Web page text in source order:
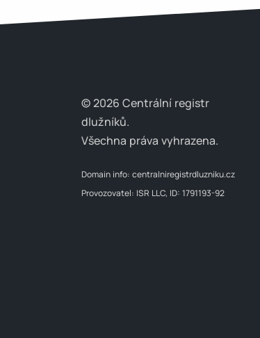
© 2026 Centrální registr
dlužníků.
Všechna práva vyhrazena.
Domain info: centralniregistrdluzniku.cz
Provozovatel: ISR LLC, ID: 1791193-92